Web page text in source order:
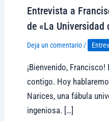
Entrevista a
de «La Universidad
Deja un comentario /
¡Bienvenido,
contigo. Hoy
Narices, una fábula
ingeniosa. […]